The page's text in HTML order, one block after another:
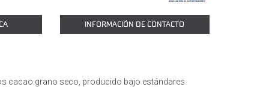
INFORMACIÓN DE CONTACTO
cacao grano seco, producido bajo estándares